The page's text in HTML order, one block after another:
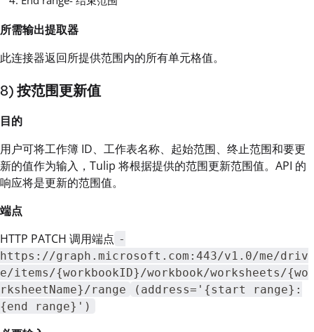
所需输出提取器
此连接器返回所提供范围内的所有单元格值。
8) 按范围更新值
目的
用户可将工作簿 ID、工作表名称、起始范围、终止范围和要更
新的值作为输入，Tulip 将根据提供的范围更新范围值。API 的
响应将是更新的范围值。
端点
HTTP PATCH 调用端点 -
https://graph.microsoft.com:443/v1.0/me/driv
e/items/{workbookID}/workbook/worksheets/{wo
rksheetName}/range
(address='{start range}:
{end range}')